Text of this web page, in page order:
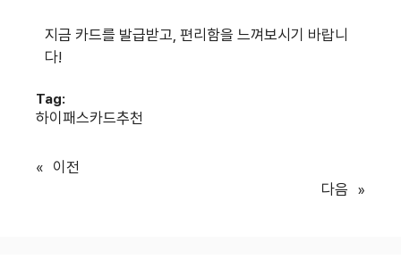
지금 카드를 발급받고, 편리함을 느껴보시기 바랍니
다!
Tag:
하이패스카드추천
« 이전
다음 »